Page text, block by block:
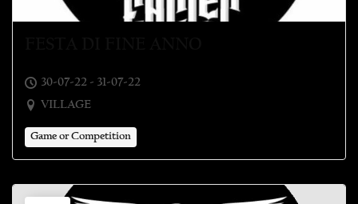
30-07-22 - 31-07-22
VILLAGE
Game or Competition